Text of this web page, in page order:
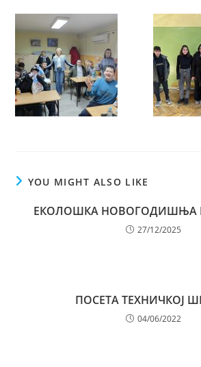
YOU MIGHT ALSO LIKE
ЕКОЛОШКА НОВОГОДИШЊА
27/12/2025
ПОСЕТА ТЕХНИЧКОЈ
04/06/2022